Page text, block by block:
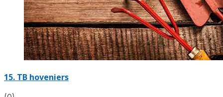
15. TB hoveniers